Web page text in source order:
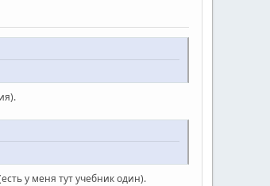
у меня тут учебник один).